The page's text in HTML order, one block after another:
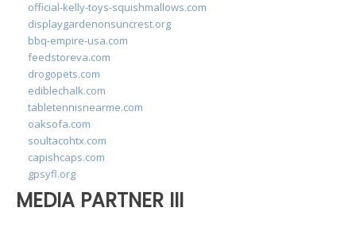
official-kelly-toys-squishmallows.com
displaygardenonsuncrest.org
bbq-empire-usa.com
feedstoreva.com
drogopets.com
ediblechalk.com
tabletennisnearme.com
oaksofa.com
soultacohtx.com
capishcaps.com
gpsyfl.org
MEDIA PARTNER III